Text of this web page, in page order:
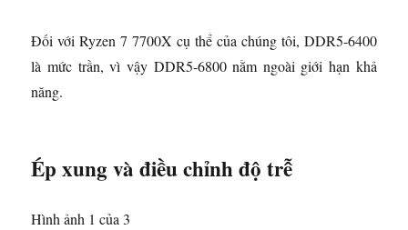
Đối với Ryzen 7 7700X cụ thể của chúng tôi, DDR5-6400
là mức trần, vì vậy DDR5-6800 nằm ngoài giới hạn khả
năng.
Ép xung và điều chỉnh độ trễ
Hình ảnh 1 của 3